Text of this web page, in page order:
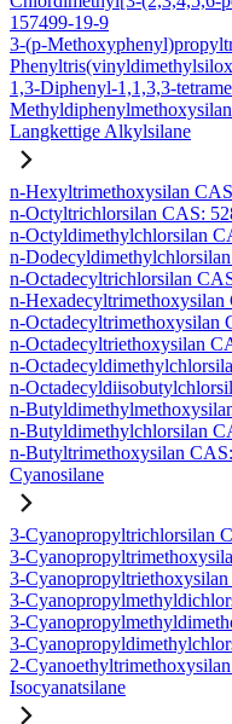
157499-19-9
3-(p-
1,3-Diphenyl-1,1,3,3-
Langkettige Alkylsilane
n-Hexyltrimethoxysilan
n-Octyltrichlorsilan CAS:
n-Octyldimethylchlorsilan
n-
n-Octadecyltrichlorsilan
n-
n-Octadecyltrimethoxysilan
n-Octadecyltriethoxysilan
n-
n-
n-
n-Butyldimethylchlorsilan
n-Butyltrimethoxysilan
Cyanosilane
3-Cyanopropyltrichlorsilan
3-
3-
3-
3-
3-
2-
Isocyanatsilane